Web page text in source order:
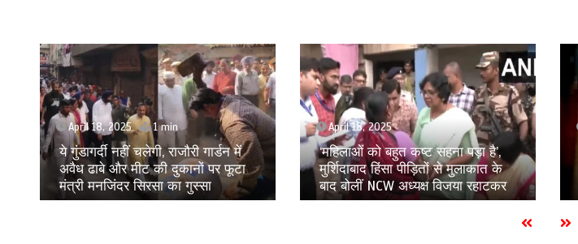
April 18, 2025
‘महिलाओं को बहुत कष्ट सहना पड़ा है’,
मुर्शिदाबाद हिंसा पीड़ितों से मुलाकात के
बाद बोलीं NCW अध्यक्ष विजया रहाटकर
April 18, 2025 1 min
Amritpal Singh की रिहाई पर छाए
संकट के बादल, पंजाब सरकार उठाने जा
रही है ये बड़ा कदम!